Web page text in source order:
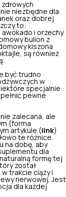
zdrowych
niezbędne dla
oraz dobrej
to:
i orzechy.
bulion z
kiszona
są również
być trudno
w
specjalnie
pewne
zalecana, ale
(forma
artykule (link)
te różnice.
na dobę, aby
dla
formę tej
został
trakcie ciąży i
nerwowej. Jest
dla każdej